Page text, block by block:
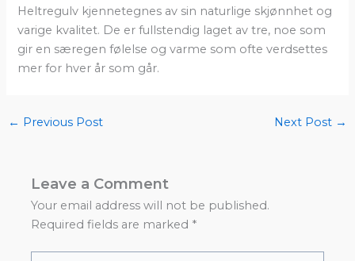
Heltregulv kjennetegnes av sin naturlige skjønnhet og
varige kvalitet. De er fullstendig laget av tre, noe som
gir en særegen følelse og varme som ofte verdsettes
mer for hver år som går.
← Previous Post Next Post →
Leave a Comment
Your email address will not be published.
Required fields are marked *